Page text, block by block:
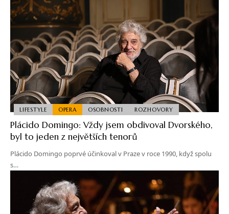
LIFESTYLE OPERA OSOBNOSTI ROZHOVORY
Plácido Domingo: Vždy jsem obdivoval Dvorského,
byl to jeden z největších tenorů
Plácido Domingo poprvé účinkoval v Praze v roce 1990, když spolu
s…